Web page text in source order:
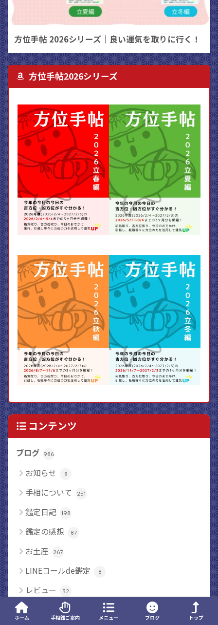
方位手帖 2026シリーズ｜良い運気を取りに行く！
方位手帖2026シリーズ
コンテンツ
ブログ 986
お知らせ 8
手相について 251
鑑定日記 198
鑑定の感想 87
お土産 267
LINEコールde鑑定 8
レビュー 32
占い師業について
ホーム 手相鑑ご案内 メニュー ブログ トップ